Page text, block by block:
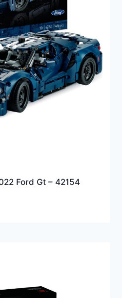
Ford Gt – 42154